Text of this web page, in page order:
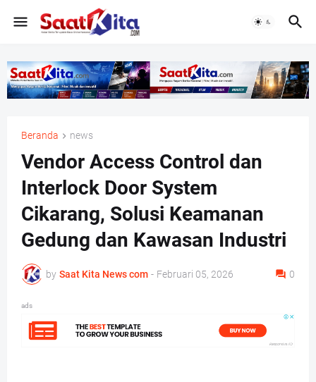
Beranda news
Vendor Access Control dan
Interlock Door System
Cikarang, Solusi Keamanan
Gedung dan Kawasan Industri
by Saat Kita News com - Februari 05, 2026 0
ads